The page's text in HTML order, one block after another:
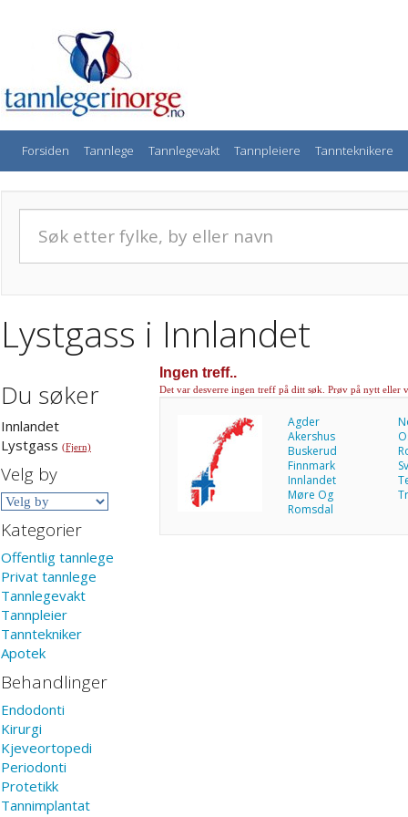
Forsiden Tannlege Tannlegevakt Tannpleiere Tannteknikere
Lystgass i Innlandet
Du søker
Innlandet
Lystgass (Fjern)
Velg by
Kategorier
Offentlig tannlege
Privat tannlege
Tannlegevakt
Tannpleier
Tanntekniker
Apotek
Behandlinger
Endodonti
Kirurgi
Kjeveortopedi
Periodonti
Protetikk
Tannimplantat
Ingen treff..
Det var desverre ingen treff på ditt søk. Prøv på nytt eller
Agder
Akershus
Buskerud
Finnmark
Innlandet
Møre Og
Romsdal